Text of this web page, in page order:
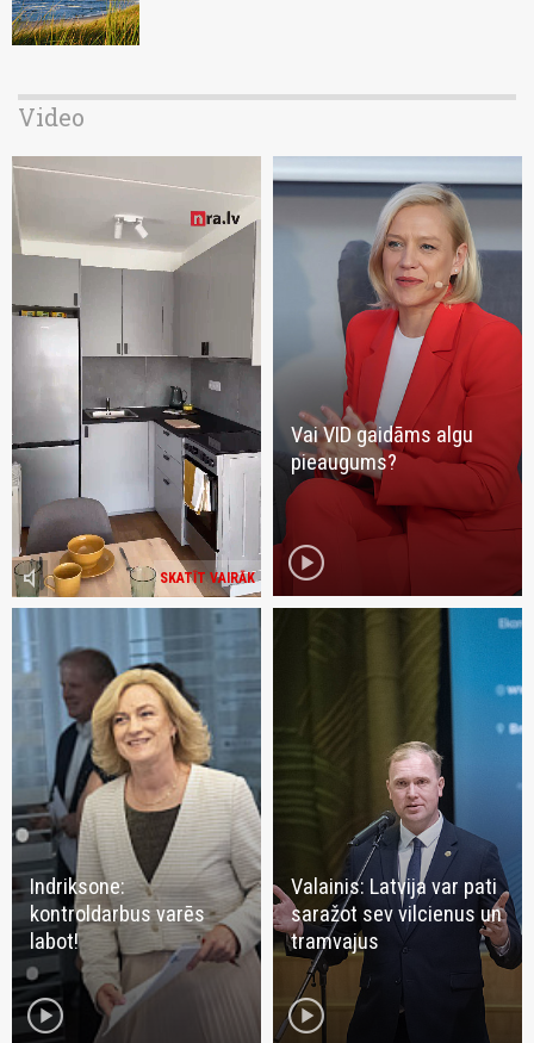
Video
SKATĪT VAIRĀK
volume_mute
Vai VID gaidāms algu
pieaugums?
play_circle
Indriksone:
kontroldarbus varēs
labot!
play_circle
Valainis: Latvija var pati
saražot sev vilcienus un
tramvajus
play_circle